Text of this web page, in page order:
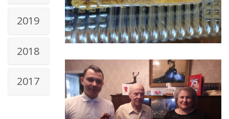
2019
2018
2017